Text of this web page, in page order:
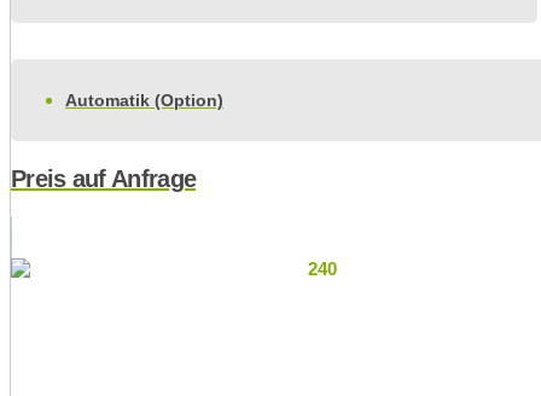
Automatik (Option)
Preis auf Anfrage